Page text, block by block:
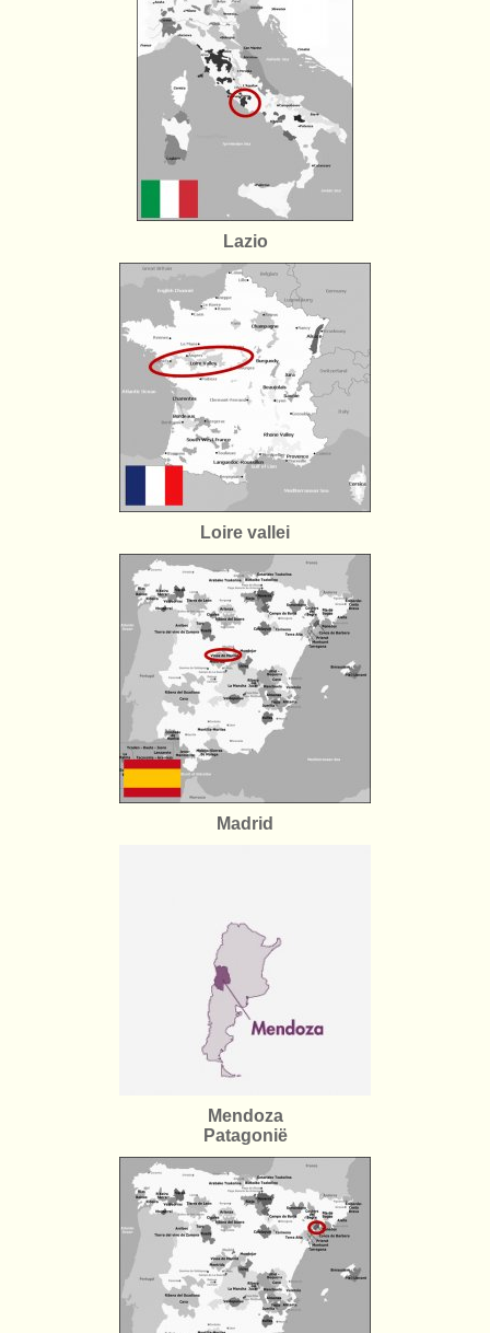
Lazio
Loire vallei
Madrid
Mendoza
Patagonië